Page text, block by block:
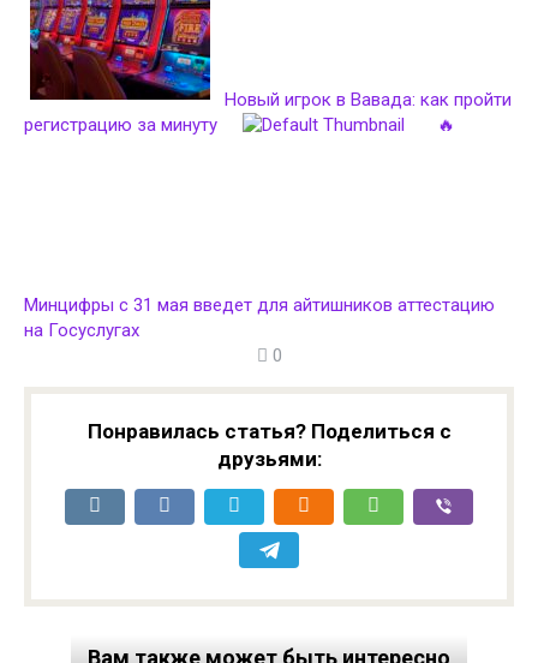
Новый игрок в Вавада: как пройти
регистрацию за минуту
🔥
Минцифры с 31 мая введет для айтишников аттестацию
на Госуслугах
0
Понравилась статья? Поделиться с
друзьями:
Вам также может быть интересно